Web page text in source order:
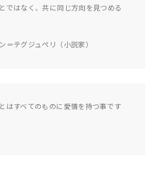
ではなく、共に同じ方向を見つめる
＝テグジュペリ（小説家）
はすべてのものに愛情を持つ事です